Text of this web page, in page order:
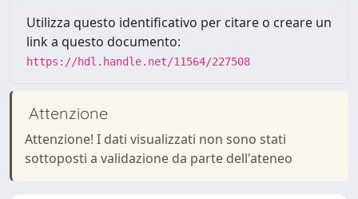
Utilizza questo identificativo per citare o creare un
link a questo documento:
https://hdl.handle.net/11564/227508
Attenzione
Attenzione! I dati visualizzati non sono stati
sottoposti a validazione da parte dell'ateneo